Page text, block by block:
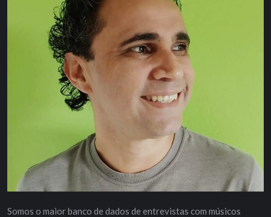
Somos o maior banco de dados de entrevistas com músicos